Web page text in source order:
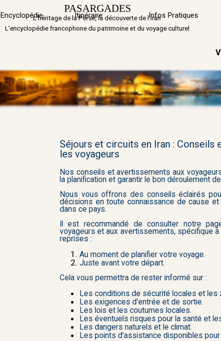
PASARGADES Sauter
Encyclopédie Itinéraire ▼
Infos Pratiques
L'héritage de la Perse, la découverte de l'Iran
L'encyclopédie francophone du patrimoine et du voyage culturel
Séjours et circuits en Iran : Conseils
les voyageurs
Nos conseils et avertissements aux
la planification et garantir le bon déroulement
Nous vous offrons des conseils éclairés
décisions en toute connaissance de cause
dans ce pays.
Il est recommandé de consulter notre
voyageurs et aux avertissements, spécifique
reprises :
Au moment de planifier votre voyage.
Juste avant votre départ.
Cela vous permettra de rester informé sur :
Les conditions de sécurité locales et les
Les exigences d'entrée et de sortie.
Les lois et les coutumes locales.
Les éventuels risques pour la santé et
Les dangers naturels et le climat.
Les points d'assistance disponibles